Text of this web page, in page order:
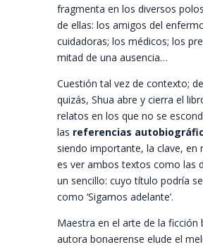
fragmenta en los diversos
de ellas: los amigos del
cuidadoras; los médicos; los
mitad de una ausencia…
Cuestión tal vez de contexto;
quizás, Shua abre y cierra el
relatos en los que no se
las referencias
siendo importante, la clave, en
es ver ambos textos como las
un sencillo: cuyo título podría
como ‘Sigamos adelante’.
Maestra en el arte de la ficción
autora bonaerense elude el